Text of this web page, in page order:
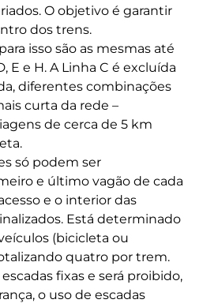
O objetivo é garantir
dos trens.
isso são as mesmas até
E e H. A Linha C é excluída
diferentes combinações
curta da rede –
de cerca de 5 km
só podem ser
e último vagão de cada
e o interior das
Está determinado
(bicicleta ou
quatro por trem.
fixas e será proibido,
o uso de escadas